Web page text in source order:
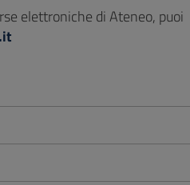
elettroniche di Ateneo, puoi